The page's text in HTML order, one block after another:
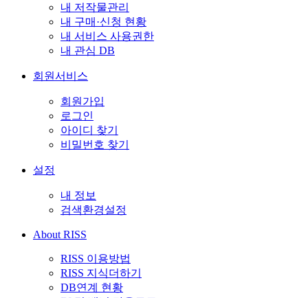
내 저작물관리
내 구매·신청 현황
내 서비스 사용권한
내 관심 DB
회원서비스
회원가입
로그인
아이디 찾기
비밀번호 찾기
설정
내 정보
검색환경설정
About RISS
RISS 이용방법
RISS 지식더하기
DB연계 현황